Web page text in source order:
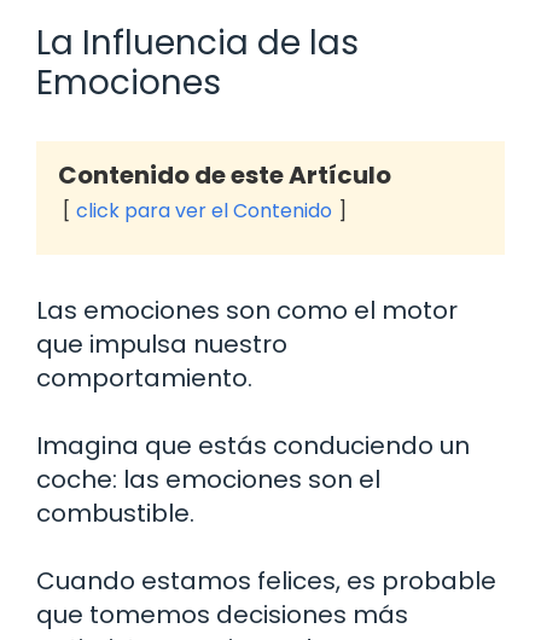
La Influencia de las
Emociones
Contenido de este Artículo
click para ver el Contenido
Las emociones son como el motor
que impulsa nuestro
comportamiento.
Imagina que estás conduciendo un
coche: las emociones son el
combustible.
Cuando estamos felices, es probable
que tomemos decisiones más